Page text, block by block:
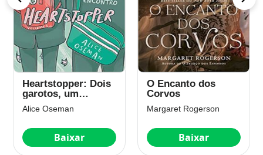
Heartstopper: Dois
garotos, um
encontro (vol. 1)
Alice Oseman
Baixar
O Encanto dos
Corvos
Margaret Rogerson
Baixar